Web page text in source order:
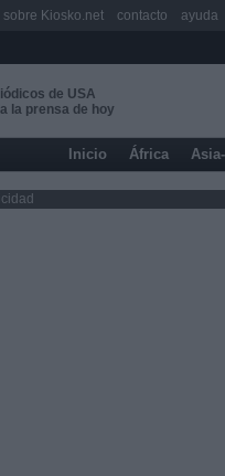
de USA
la prensa de hoy
Inicio África
sobre Kiosko.net contacto ayuda